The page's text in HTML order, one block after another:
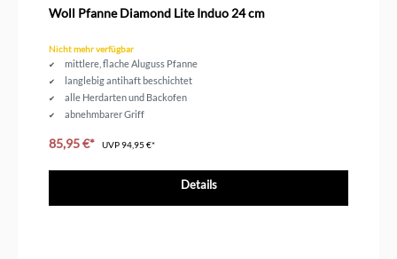
Woll Pfanne Diamond Lite Induo 24 cm
Nicht mehr verfügbar
mittlere, flache Aluguss Pfanne
langlebig antihaft beschichtet
alle Herdarten und Backofen
abnehmbarer Griff
85,95 €* UVP94,95 €*
Details